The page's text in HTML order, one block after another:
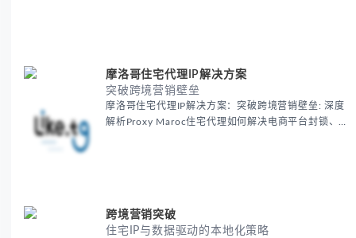
摩洛哥住宅代理IP解决方案
突破跨境营销壁垒
摩洛哥住宅代理IP解决方案：突破跨境营销壁垒: 深度
解析Proxy Maroc住宅代理如何解决电商平台封锁、社
跨境营销突破
住宅IP与数据驱动的本地化策略